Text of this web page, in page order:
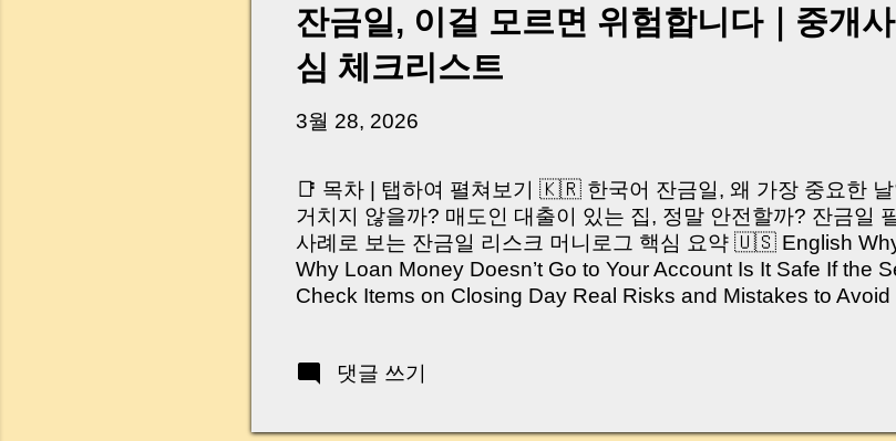
잔금일, 이걸 모르면 위험합니다｜중개
심 체크리스트
3월 28, 2026
📑 목차 | 탭하여 펼쳐보기 🇰🇷 한국어 잔금일, 왜 가장 중요한
거치지 않을까? 매도인 대출이 있는 집, 정말 안전할까? 잔금일
사례로 보는 잔금일 리스크 머니로그 핵심 요약 🇺🇸 English
Why Loan Money Doesn’t Go to Your Account Is It Safe If the
Check Items on Closing Day Real Risks and Mistakes to
억 원이 한 번에 움직이는 가장 긴장되는 순간 입니다. 실제로 제
황이 있었습니다. 또 어떤 분은 이렇게 말씀하십니다. “내 대출인
댓글 쓰기